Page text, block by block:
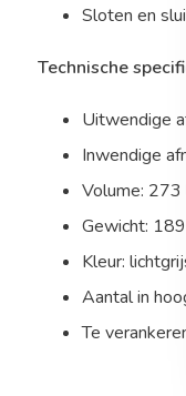
Sloten en
Technische
Uitwendige
Inwendige
Volume:
Gewicht:
Kleur:
Aantal in
Te